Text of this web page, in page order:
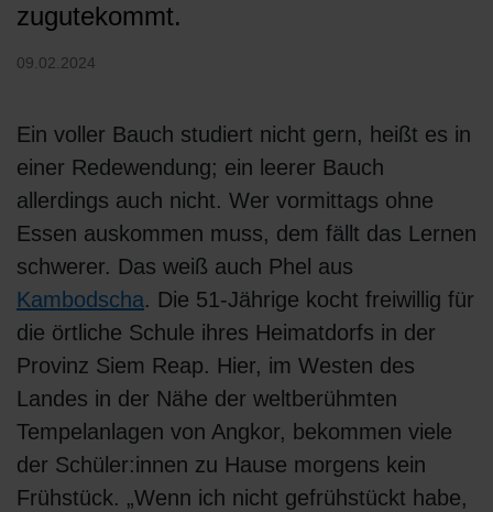
zugutekommt.
09.02.2024
Ein voller Bauch studiert nicht gern, heißt es in
einer Redewendung; ein leerer Bauch
allerdings auch nicht. Wer vormittags ohne
Essen auskommen muss, dem fällt das Lernen
schwerer. Das weiß auch Phel aus
Kambodscha. Die 51-Jährige kocht freiwillig für
die örtliche Schule ihres Heimatdorfs in der
Provinz Siem Reap. Hier, im Westen des
Landes in der Nähe der weltberühmten
Tempelanlagen von Angkor, bekommen viele
der Schüler:innen zu Hause morgens kein
Frühstück. „Wenn ich nicht gefrühstückt habe,